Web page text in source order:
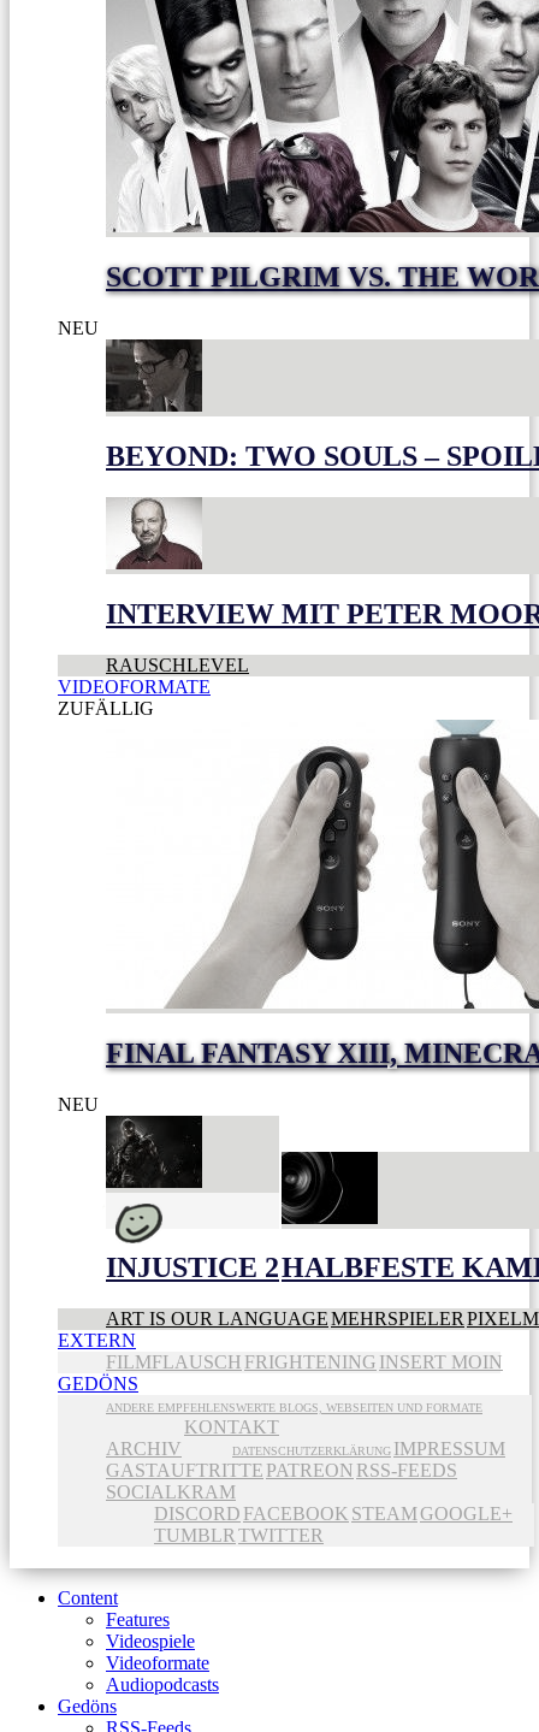
SCOTT PILGRIM VS. THE
NEU
BEYOND: TWO SOULS –
INTERVIEW MIT PETER
RAUSCHLEVEL
VIDEOFORMATE
ZUFÄLLIG
FINAL FANTASY XIII,
NEU
INJUSTICE 2HALBFESTE
ART IS OUR LANGUAGEMEHRSPIELER
EXTERN
FILMFLAUSCH FRIGHTENING INSERT MOIN
GEDÖNS
ANDERE EMPFEHLENSWERTE BLOGS, WEBSEITEN UND FORMATE
ARCHIV
KONTAKT
DATENSCHUTZERKLÄRUNG IMPRESSUM
GASTAUFTRITTE PATREON RSS-FEEDS
SOCIALKRAM
DISCORD FACEBOOK STEAMGOOGLE+
TUMBLR TWITTER
Content
Features
Videospiele
Videoformate
Audiopodcasts
Gedöns